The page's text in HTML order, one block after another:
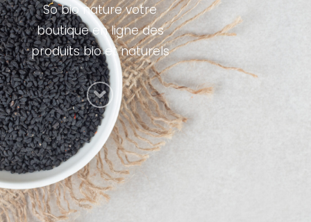
So bio nature votre
boutique en ligne des
produits bio et naturels